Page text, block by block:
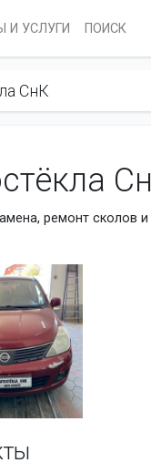
И УСЛУГИ ПОИСК
СнК
ремонт сколов